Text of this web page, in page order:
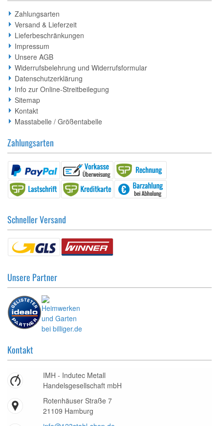
Zahlungsarten
Versand & Lieferzeit
Lieferbeschränkungen
Impressum
Unsere AGB
Widerrufsbelehrung und Widerrufsformular
Datenschutzerklärung
Info zur Online-Streitbeilegung
Sitemap
Kontakt
Masstabelle / Größentabelle
Zahlungsarten
Schneller Versand
Unsere Partner
Kontakt
IMH - Indutec Metall
Handelsgesellschaft mbH
Rotenhäuser Straße 7
21109 Hamburg